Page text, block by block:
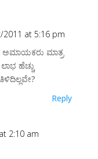
2011 at 5:16 pm
ಅಮಾಯಕರು ಮಾತ್ರ
ಹೆಚ್ಚು
Reply
2:10 am